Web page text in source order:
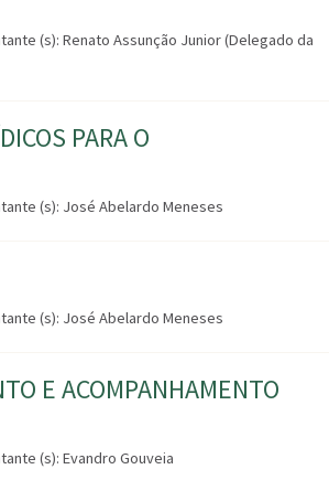
(s): Renato Assunção Junior (Delegado da
PARA O
(s): José Abelardo Meneses
(s): José Abelardo Meneses
E ACOMPANHAMENTO
(s): Evandro Gouveia